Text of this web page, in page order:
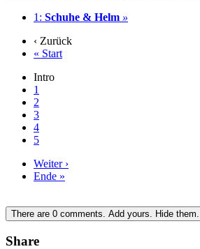
1: Schuhe & Helm »
‹ Zurück
« Start
Intro
1
2
3
4
5
Weiter ›
Ende »
There are 0 comments. Add yours. Hide them.
Share